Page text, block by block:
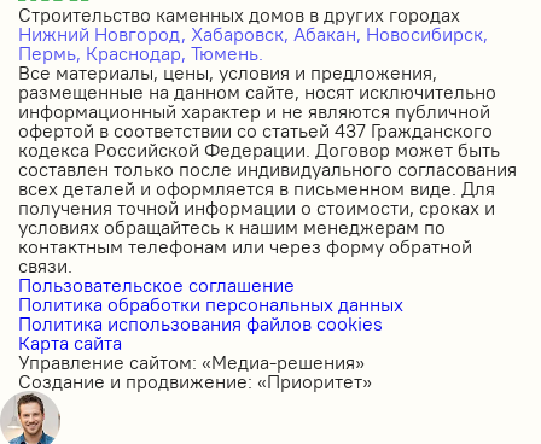
Строительство каменных домов в других городах
Нижний Новгород, Хабаровск, Абакан, Новосибирск,
Пермь, Краснодар, Тюмень.
Все материалы, цены, условия и предложения,
размещенные на данном сайте, носят исключительно
информационный характер и не являются публичной
офертой в соответствии со статьей 437 Гражданского
кодекса Российской Федерации. Договор может быть
составлен только после индивидуального согласования
всех деталей и оформляется в письменном виде. Для
получения точной информации о стоимости, сроках и
условиях обращайтесь к нашим менеджерам по
контактным телефонам или через форму обратной
связи.
Пользовательское соглашение
Политика обработки персональных данных
Политика использования файлов cookies
Карта сайта
Управление сайтом: «Медиа-решения»
Создание и продвижение: «Приоритет»